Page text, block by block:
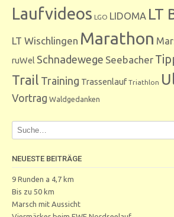
Laufvideos LGO LIDOMA LT
LT Wischlingen Marathon
ruWel Schnadewege Seebacher
Trail Training Trassenlauf Triathlon
Vortrag Waldgedanken
NEUESTE BEITRÄGE
9 Runden a 4,7 km
Bis zu 50 km
Marsch mit Aussicht